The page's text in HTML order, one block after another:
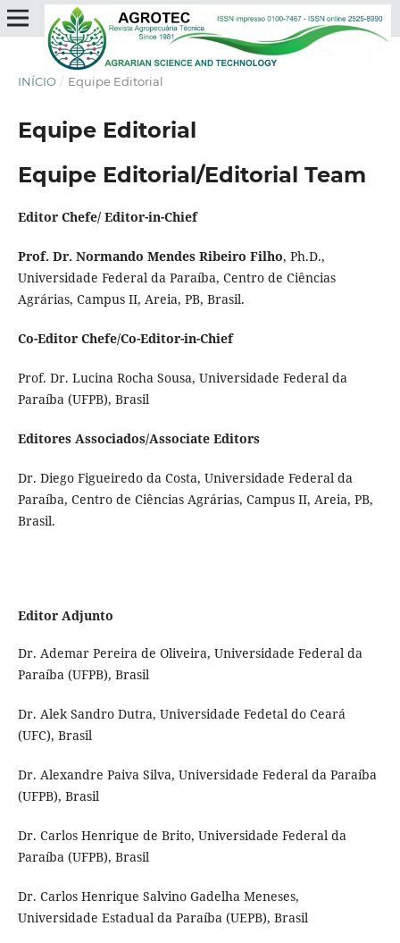
INÍCIO / Equipe Editorial
Equipe Editorial
Equipe Editorial/Editorial Team
Editor Chefe/ Editor-in-Chief
Prof. Dr. Normando Mendes Ribeiro Filho, Ph.D.,
Universidade Federal da Paraíba, Centro de Ciências
Agrárias, Campus II, Areia, PB, Brasil.
Co-Editor Chefe/Co-Editor-in-Chief
Prof. Dr. Lucina Rocha Sousa, Universidade Federal da
Paraíba (UFPB), Brasil
Editores Associados/Associate Editors
Dr. Diego Figueiredo da Costa, Universidade Federal da
Paraíba, Centro de Ciências Agrárias, Campus II, Areia, PB,
Brasil.
Editor Adjunto
Dr. Ademar Pereira de Oliveira, Universidade Federal da
Paraíba (UFPB), Brasil
Dr. Alek Sandro Dutra, Universidade Fedetal do Ceará
(UFC), Brasil
Dr. Alexandre Paiva Silva, Universidade Federal da Paraíba
(UFPB), Brasil
Dr. Carlos Henrique de Brito, Universidade Federal da
Paraíba (UFPB), Brasil
Dr. Carlos Henrique Salvino Gadelha Meneses,
Universidade Estadual da Paraíba (UEPB), Brasil